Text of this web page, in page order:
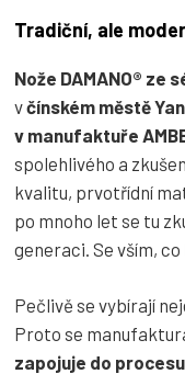
Tradiční, ale
Nože DAMANO® ze
včínském městě
v manufaktuře
spolehlivého a
kvalitu, prvotřídní
po mnoho let se tu
generaci. Se vším,
Pečlivě se vybírají
Proto se
zapojuje do